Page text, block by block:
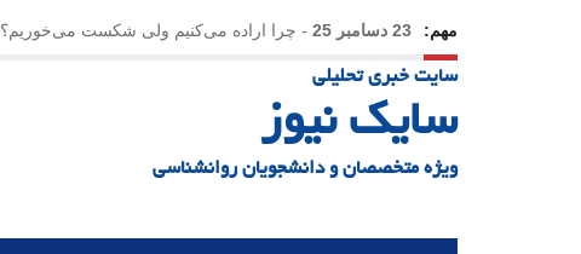
مهم: 23 دسامبر 25 - چرا اراده می‌کنیم ولی شکست می‌خوریم؟
21 دسامبر 25
سایت خبری تحلیلی
سایک نیوز
ویژه متخصصان و دانشجویان روانشناسی